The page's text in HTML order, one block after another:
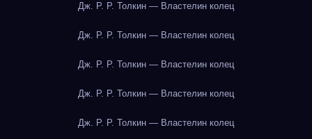
Дж. Р. Р. Толкин — Властелин колец
Дж. Р. Р. Толкин — Властелин колец
Дж. Р. Р. Толкин — Властелин колец
Дж. Р. Р. Толкин — Властелин колец
Дж. Р. Р. Толкин — Властелин колец